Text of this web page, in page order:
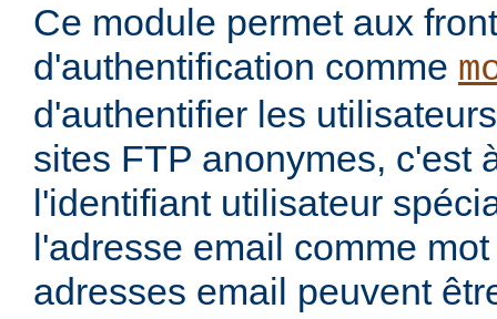
Ce module permet aux
d'authentification comme
d'authentifier les
sites FTP anonymes, c'est
l'identifiant utilisateur
l'adresse email comme
adresses email peuvent